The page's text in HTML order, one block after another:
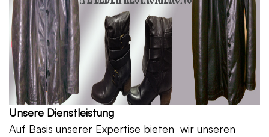
Unsere Dienstleistung
Auf Basis unserer Expertise bieten wir unseren